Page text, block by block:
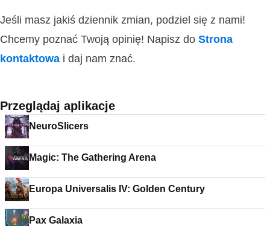
Jeśli masz jakiś dziennik zmian, podziel się z nami!
Chcemy poznać Twoją opinię! Napisz do Strona
kontaktowa i daj nam znać.
Przeglądaj aplikacje
NeuroSlicers
Magic: The Gathering Arena
Europa Universalis IV: Golden Century
Pax Galaxia